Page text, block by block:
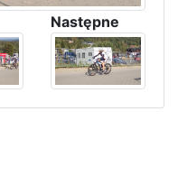
Następne